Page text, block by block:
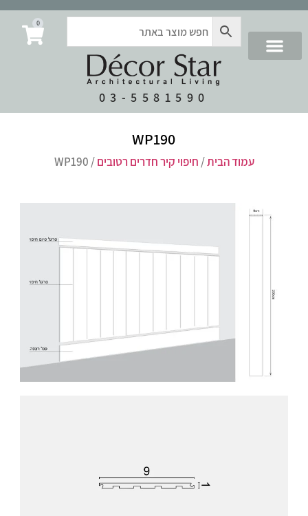
03-5581590
0
WP190
עמוד הבית/ חיפוי קיר חדרים רטובים/ WP190